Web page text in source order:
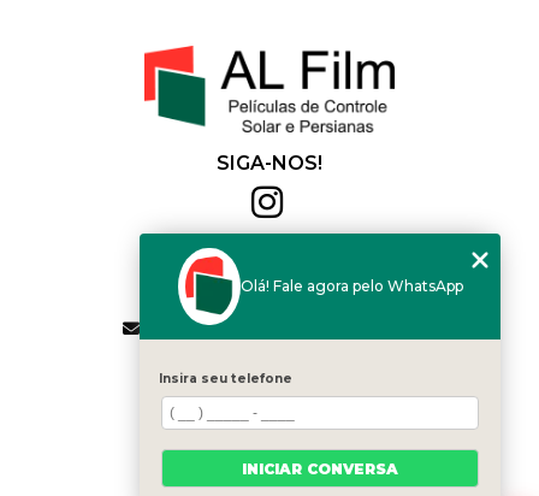
SIGA-NOS!
(11) 2564-4684
(11) 94168-2041
contato.vendas@alfilm.com.br
MENU
HOME
QUEM SOMOS
SERVIÇOS
BLOG
Olá! Fale agora pelo WhatsApp
Insira seu telefone
INICIAR CONVERSA